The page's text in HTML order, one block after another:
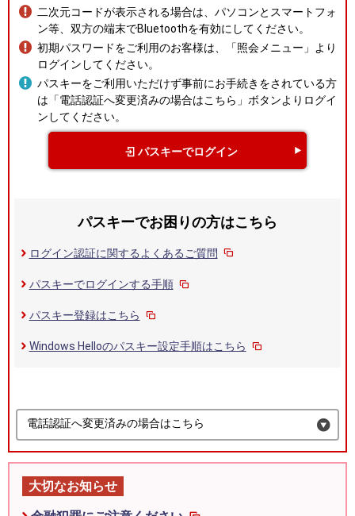
二次元コードが表示される場合は、パソコンとスマートフォ
ン等、双方の端末でBluetoothを有効にしてください。
初期パスワードをご利用のお客様は、「照会メニュー」より
ログインしてください。
パスキーをご利用いただけず事前にお手続きをされている方
は「電話認証へ変更済みの場合はこちら」ボタンよりログイ
ンしてください。
パスキーでログイン
パスキーでお困りの方はこちら
ログイン認証に関するよくあるご質問
パスキーでログインする手順
パスキー登録はこちら
Windows Helloのパスキー設定手順はこちら
電話認証へ変更済みの場合はこちら
大切なお知らせ